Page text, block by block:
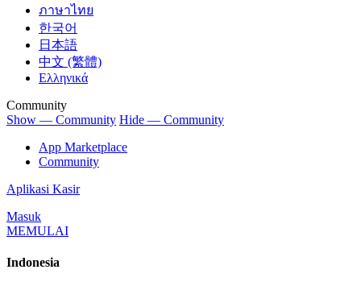
ภาษาไทย
한국어
日本語
中文 (繁體)
Ελληνικά
Community
Show — Community Hide — Community
App Marketplace
Community
Aplikasi Kasir
Masuk
MEMULAI
Indonesia